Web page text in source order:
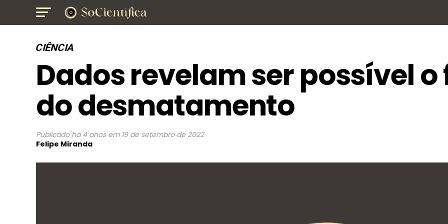
CIÊNCIA
Dados revelam ser possível o
do desmatamento
Publicado há 4 anos em 19 de setembro de 2022
Felipe Miranda